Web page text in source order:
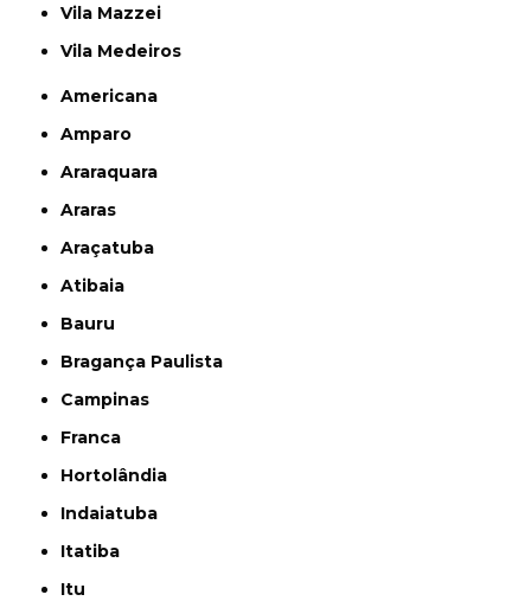
Vila Mazzei
Vila Medeiros
Americana
Amparo
Araraquara
Araras
Araçatuba
Atibaia
Bauru
Bragança Paulista
Campinas
Franca
Hortolândia
Indaiatuba
Itatiba
Itu